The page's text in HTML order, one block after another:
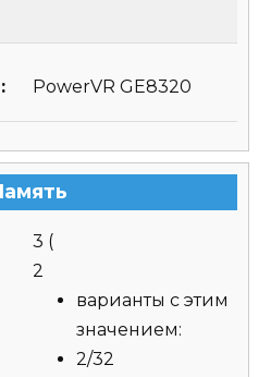
PowerVR GE8320
3 (
2
варианты с этим
значением:
2/32